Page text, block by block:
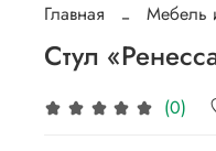
Главная Мебель
Стул
(0)